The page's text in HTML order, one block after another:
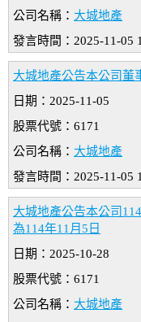
公司名稱： 大城地產
發言時間：2025-11-05
大城地產公告本公司董
日期：2025-11-05
股票代號：6171
公司名稱： 大城地產
發言時間：2025-11-05
大城地產公告本公司
為114年11月5日
日期：2025-10-28
股票代號：6171
公司名稱： 大城地產